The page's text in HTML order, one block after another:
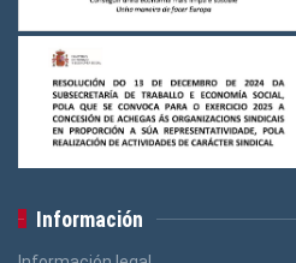
Logos Banca, Aforro (3)
Logos Administración
Información